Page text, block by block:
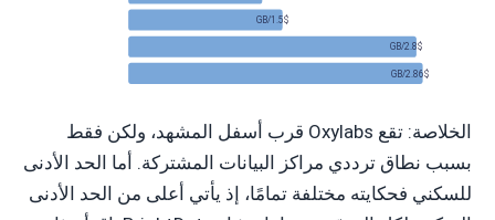
1.5$/GB
2.8$/GB
2.86$/GB
الخلاصة: تقع Oxylabs قرب أسفل المشهد، ولكن فقط
بسبب نطاق ترددي مراكز البيانات المشتركة. أما الحد الأدنى
للسكني فحكايته مختلفة تمامًا، إذ يأتي أعلى من الحد الأدنى